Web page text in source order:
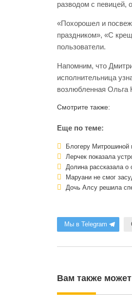
разводом с певицей,
«Похорошел и
праздником», «С
пользователи.
Напомним, что
исполнительница
возлюбленная Ольга
Смотрите также:
Еще по теме:
Блогеру Митрошиной
Лерчек показала
Долина рассказала о
Маруани не смог
Дочь Алсу решила
Мы в Telegram
Вам также